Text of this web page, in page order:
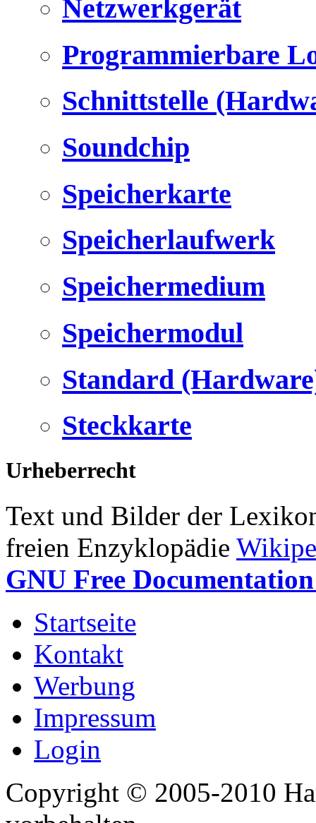
Netzwerkgerät
Programmierbare
Schnittstelle
Soundchip
Speicherkarte
Speicherlaufwerk
Speichermedium
Speichermodul
Standard
Steckkarte
Urheberrecht
Text und Bilder der
freien Enzyklopädie
GNU Free
Startseite
Kontakt
Werbung
Impressum
Login
Copyright © 2005-2010